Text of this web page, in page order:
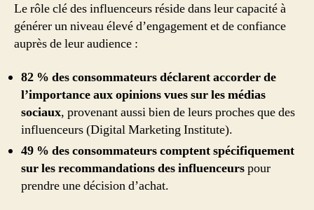
Le rôle clé des influenceurs réside dans leur capacité à
générer un niveau élevé d’engagement et de confiance
auprès de leur audience :
82 % des consommateurs déclarent accorder de
l’importance aux opinions vues sur les médias
sociaux, provenant aussi bien de leurs proches que des
influenceurs (Digital Marketing Institute).
49 % des consommateurs comptent spécifiquement
sur les recommandations des influenceurspour
prendre une décision d’achat.